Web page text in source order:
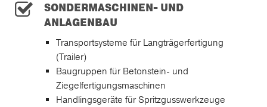
SONDERMASCHINEN- UND
ANLAGENBAU
Transportsysteme für Langträgerfertigung
(Trailer)
Baugruppen für Betonstein- und
Ziegelfertigungsmaschinen
Handlingsgeräte für Spritzgusswerkzeuge